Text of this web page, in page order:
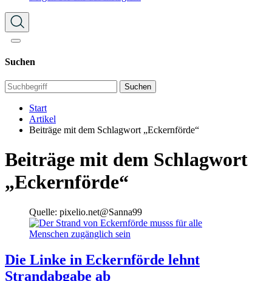
Suchen
Suchen
Start
Artikel
Beiträge mit dem Schlagwort „Eckernförde“
Beiträge mit dem Schlagwort
„Eckernförde“
Quelle: pixelio.net@Sanna99
Die Linke in Eckernförde lehnt
Strandabgabe ab